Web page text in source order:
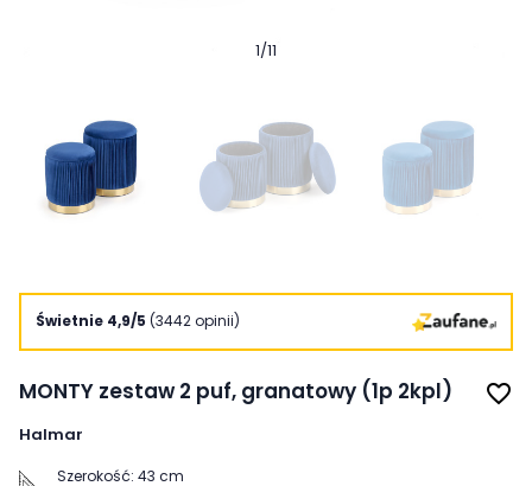
1/11
Świetnie 4,9/5 (3442 opinii)
MONTY zestaw 2 puf, granatowy (1p 2kpl) favorite_border
Halmar
Szerokość: 43 cm